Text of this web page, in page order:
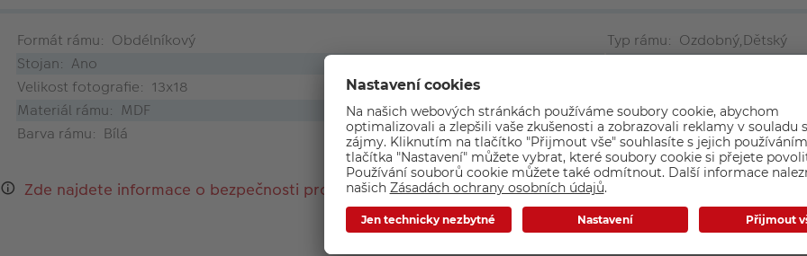
Formát rámu: Obdélníkový
Typ rámu: Ozdobný,Dětský
Stojan: Ano
Velikost fotografie: 13x18
Materiál rámu: MDF
Typ skla rámu: Sklo
Barva rámu: Bílá
Velikost fotografie s
Zde najdete informace o bezpečnosti produktu a kontakty na výrobce